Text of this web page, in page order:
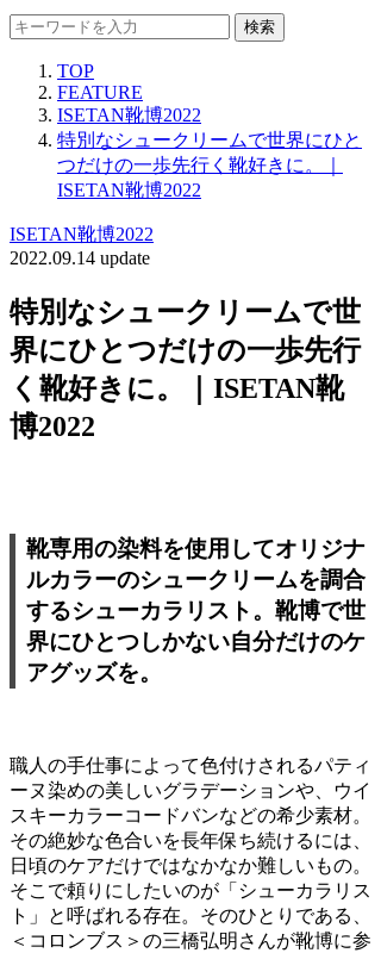
検索
TOP
FEATURE
ISETAN靴博2022
特別なシュークリームで世界にひと
つだけの一歩先行く靴好きに。｜
ISETAN靴博2022
ISETAN靴博2022
2022.09.14 update
特別なシュークリームで世
界にひとつだけの一歩先行
く靴好きに。｜ISETAN靴
博2022
靴専用の染料を使用してオリジナ
ルカラーのシュークリームを調合
するシューカラリスト。靴博で世
界にひとつしかない自分だけのケ
アグッズを。
職人の手仕事によって色付けされるパティ
ーヌ染めの美しいグラデーションや、ウイ
スキーカラーコードバンなどの希少素材。
その絶妙な色合いを長年保ち続けるには、
日頃のケアだけではなかなか難しいもの。
そこで頼りにしたいのが「シューカラリス
ト」と呼ばれる存在。そのひとりである、
＜コロンブス＞の三橋弘明さんが靴博に参